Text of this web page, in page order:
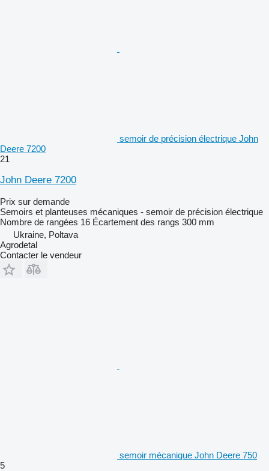
semoir de précision électrique John
Deere 7200
21
John Deere 7200
Prix sur demande
Semoirs et planteuses mécaniques - semoir de précision électrique
Nombre de rangées 16 Écartement des rangs 300 mm
Ukraine, Poltava
Agrodetal
Contacter le vendeur
semoir mécanique John Deere 750
5